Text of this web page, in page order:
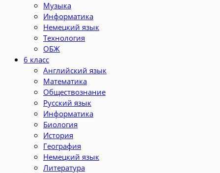
Музыка
Информатика
Немецкий язык
Технология
ОБЖ
6 класс
Английский язык
Математика
Обществознание
Русский язык
Информатика
Биология
История
География
Немецкий язык
Литература